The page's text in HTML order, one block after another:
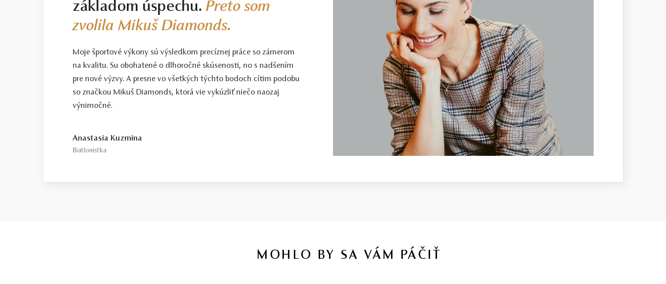
základom úspechu.Preto som
zvolila Mikuš Diamonds.
Moje športové výkony sú výsledkom precíznej práce so zámerom
na kvalitu. Su obohatené o dlhoročné skúsenosti, no s nadšením
pre nové výzvy. A presne vo všetkých týchto bodoch cítim podobu
so značkou Mikuš Diamonds, ktorá vie vykúzliť niečo naozaj
výnimočné.
Anastasia Kuzmina
Biatlonistka
MOHLO BY SA VÁM PÁČIŤ